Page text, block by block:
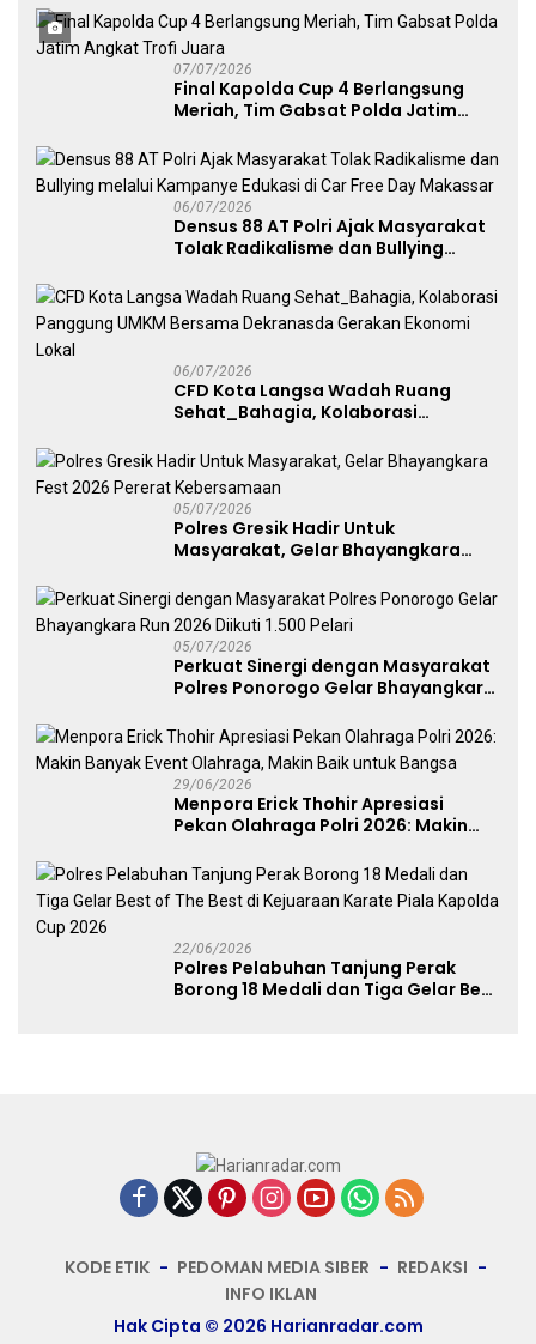
Penggunaan Senjata Api
07/07/2026
Final Kapolda Cup 4 Berlangsung
Meriah, Tim Gabsat Polda Jatim
06/07/2026
Densus 88 AT Polri Ajak Masyarakat
Tolak Radikalisme dan Bullying
Free Day Makassar
06/07/2026
CFD Kota Langsa Wadah Ruang
Sehat_Bahagia, Kolaborasi
Dekranasda Gerakan Ekonomi Lokal
05/07/2026
Polres Gresik Hadir Untuk
Masyarakat, Gelar Bhayangkara
05/07/2026
Perkuat Sinergi dengan Masyarakat
Polres Ponorogo Gelar Bhayangkara
29/06/2026
Menpora Erick Thohir Apresiasi
Pekan Olahraga Polri 2026: Makin
untuk Bangsa
22/06/2026
Polres Pelabuhan Tanjung Perak
Borong 18 Medali dan Tiga Gelar Best
KODE ETIK PEDOMAN MEDIA SIBER
REDAKSI
INFO IKLAN
Hak Cipta © 2026 Harianradar.com